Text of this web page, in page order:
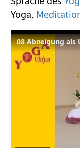
Yoga,
08 Abneigung als